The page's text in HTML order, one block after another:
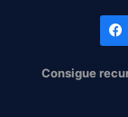
Consigue